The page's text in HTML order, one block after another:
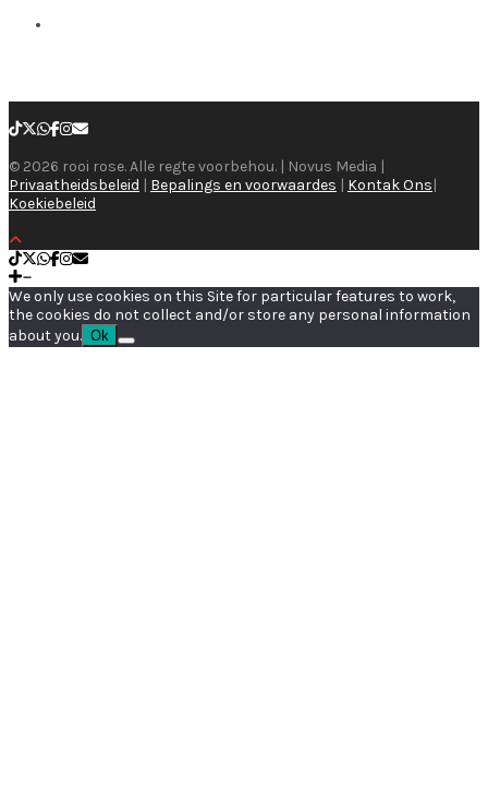
© 2026 rooi rose. Alle regte voorbehou. | Novus Media |
Privaatheidsbeleid | Bepalings en voorwaardes | Kontak Ons|
Koekiebeleid
We only use cookies on this Site for particular features to work,
the cookies do not collect and/or store any personal information
about you. Ok